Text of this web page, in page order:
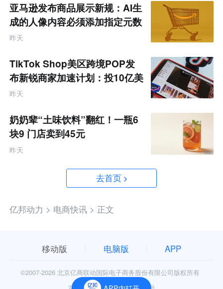
亚马逊发布商品展示新规：AI生
成的人像内容必须添加指定元数
据
昨天
TikTok Shop美区跨境POP发
布新锐商家加速计划：投10亿美
金资源帮扶四类商家
昨天
奶奶辈“土味饮料”翻红！一瓶6
块9 门店卖到45元
昨天
去首页
亿邦动力 > 电商快讯 > 正文
移动版 电脑版 APP
©2007-2026 北京亿商联动国际电子商务股份有限公司版权所有